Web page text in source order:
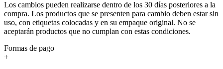
Los cambios pueden realizarse dentro de los 30 días posteriores a la
compra. Los productos que se presenten para cambio deben estar sin
uso, con etiquetas colocadas y en su empaque original. No se
aceptarán productos que no cumplan con estas condiciones.
Formas de pago
+